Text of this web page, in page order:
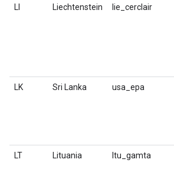
LI Liechtenstein lie_cerclair
LK Sri Lanka usa_epa
LT Lituania ltu_gamta